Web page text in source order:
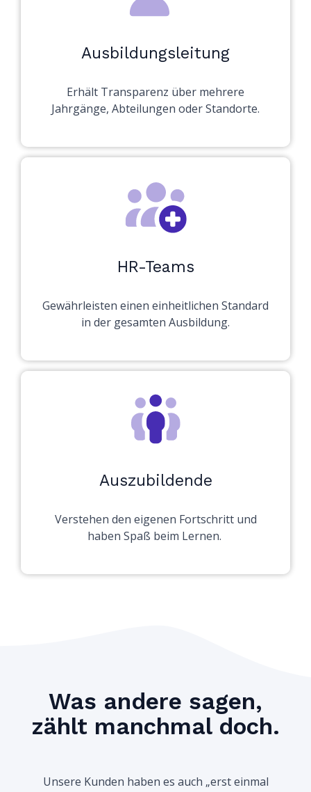
Ausbildungsleitung
Erhält Transparenz über mehrere
Jahrgänge, Abteilungen oder Standorte.
HR-Teams
Gewährleisten einen einheitlichen Standard
in der gesamten Ausbildung.
Auszubildende
Verstehen den eigenen Fortschritt und
haben Spaß beim Lernen.
Was andere sagen,
zählt manchmal doch.
Unsere Kunden haben es auch „erst einmal